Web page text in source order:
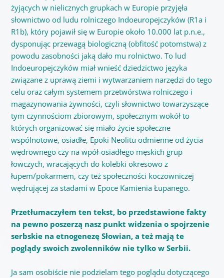
żyjących w nielicznych grupkach w Europie przyjęła
słownictwo od ludu rolniczego Indoeuropejczyków (R1a i
R1b), który pojawił się w Europie około 10.000 lat p.n.e.,
dysponując przewagą biologiczną (obfitość potomstwa) z
powodu zasobności jaką dało mu rolnictwo. To lud
Indoeuropejczyków miał wnieść dziedzictwo języka
związane z uprawą ziemi i wytwarzaniem narzędzi do tego
celu oraz całym systemem przetwórstwa rolniczego i
magazynowania żywności, czyli słownictwo towarzyszące
tym czynnościom zbiorowym, społecznym wokół to
których organizować się miało życie społeczne
wspólnotowe, osiadłe, Epoki Neolitu odmienne od życia
wędrownego czy na wpół-osiadłego męskich grup
łowczych, wracających do kolebki okresowo z
łupem/pokarmem, czy też społeczności koczowniczej
wędrującej za stadami w Epoce Kamienia Łupanego.
Przetłumaczyłem ten tekst, bo przedstawione fakty
na pewno poszerzą nasz punkt widzenia o spojrzenie
serbskie na etnogenezę Słowian, a też mają te
poglądy swoich zwolenników nie tylko w Serbii.
Ja sam osobiście nie podzielam tego poglądu dotyczącego